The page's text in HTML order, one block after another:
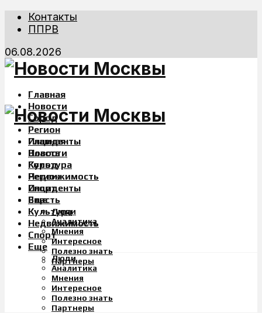
Контакты
ППРВ
06.08.2026
Главная
Новости
Город
Регион
Инциденты
Власть
Культура
Недвижимость
Спорт
Еще
Люди
Аналитика
Мнения
Интересное
Полезно знать
Партнеры
Главная
Новости
Город
Регион
Инциденты
Власть
Культура
Недвижимость
Спорт
Еще
Люди
Аналитика
Мнения
Интересное
Полезно знать
Партнеры